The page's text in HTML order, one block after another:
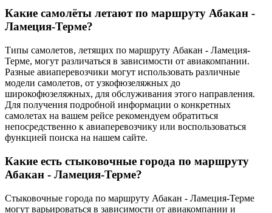
Какие самолёты летают по маршруту Абакан -
Ламеция-Терме?
Типы самолетов, летящих по маршруту Абакан - Ламеция-
Терме, могут различаться в зависимости от авиакомпании.
Разные авиаперевозчики могут использовать различные
модели самолетов, от узкофюзеляжных до
широкофюзеляжных, для обслуживания этого направления.
Для получения подробной информации о конкретных
самолетах на вашем рейсе рекомендуем обратиться
непосредственно к авиаперевозчику или воспользоваться
функцией поиска на нашем сайте.
Какие есть стыковочные города по маршруту
Абакан - Ламеция-Терме?
Стыковочные города по маршруту Абакан - Ламеция-Терме
могут варьироваться в зависимости от авиакомпании и